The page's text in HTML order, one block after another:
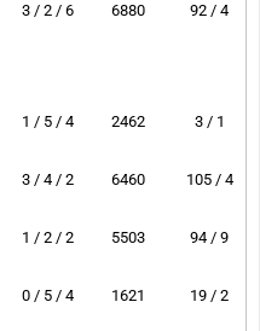
3 / 2 / 6 6880 92 / 4
1 / 5 / 4 2462 3 / 1
3 / 4 / 2 6460 105 / 4
1 / 2 / 2 5503 94 / 9
0 / 5 / 4 1621 19 / 2